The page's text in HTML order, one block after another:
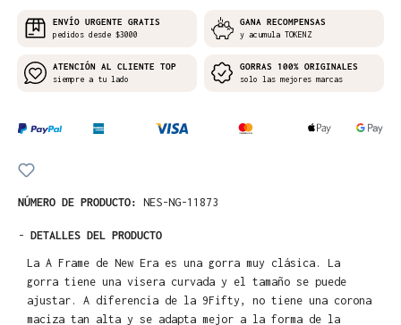
ENVÍO URGENTE GRATIS
pedidos desde $3000
GANA RECOMPENSAS
y acumula TOKENZ
ATENCIÓN AL CLIENTE TOP
siempre a tu lado
GORRAS 100% ORIGINALES
solo las mejores marcas
NÚMERO DE PRODUCTO: NES-NG-11873
- DETALLES DEL PRODUCTO
La A Frame de New Era es una gorra muy clásica. La
gorra tiene una visera curvada y el tamaño se puede
ajustar. A diferencia de la 9Fifty, no tiene una corona
maciza tan alta y se adapta mejor a la forma de la